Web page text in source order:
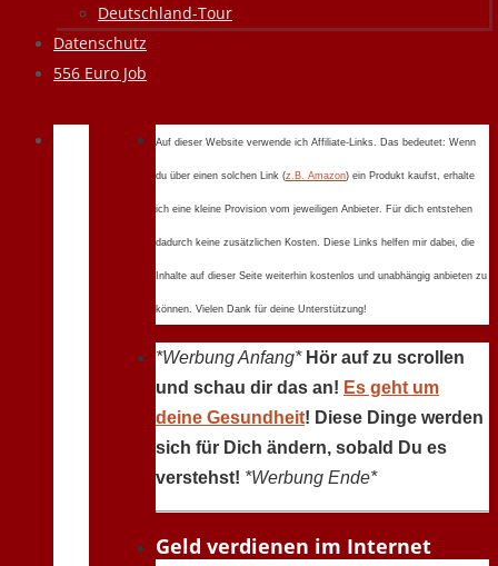
Deutschland-Tour
Datenschutz
556 Euro Job
Auf dieser Website verwende ich Affiliate-Links. Das bedeutet: Wenn
du über einen solchen Link (z.B. Amazon) ein Produkt kaufst, erhalte
ich eine kleine Provision vom jeweiligen Anbieter. Für dich entstehen
dadurch keine zusätzlichen Kosten. Diese Links helfen mir dabei, die
Inhalte auf dieser Seite weiterhin kostenlos und unabhängig anbieten zu
können. Vielen Dank für deine Unterstützung!
*Werbung Anfang* Hör auf zu scrollen
und schau dir das an! Es geht um
deine Gesundheit! Diese Dinge werden
sich für Dich ändern, sobald Du es
verstehst! *Werbung Ende*
Geld verdienen im Internet